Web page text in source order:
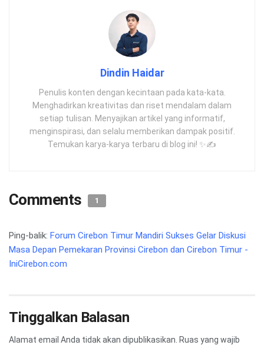
Dindin Haidar
Penulis konten dengan kecintaan pada kata-kata.
Menghadirkan kreativitas dan riset mendalam dalam
setiap tulisan. Menyajikan artikel yang informatif,
menginspirasi, dan selalu memberikan dampak positif.
Temukan karya-karya terbaru di blog ini! ✨✍️
Comments 1
Ping-balik: Forum Cirebon Timur Mandiri Sukses Gelar Diskusi
Masa Depan Pemekaran Provinsi Cirebon dan Cirebon Timur -
IniCirebon.com
Tinggalkan Balasan
Alamat email Anda tidak akan dipublikasikan. Ruas yang wajib